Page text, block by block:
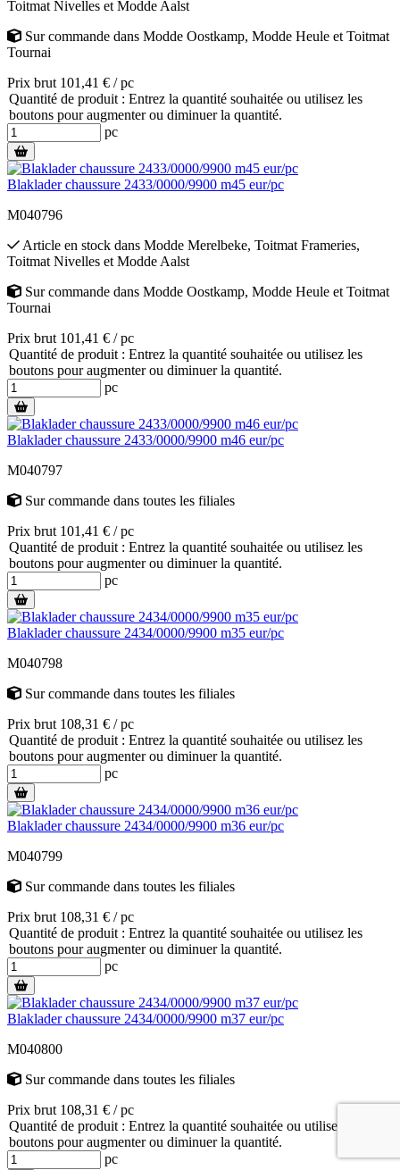
Toitmat Nivelles et Modde Aalst
Sur commande dans Modde Oostkamp, Modde Heule et Toitmat
Tournai
Prix brut 101,41 € / pc
Quantité de produit : Entrez la quantité souhaitée ou utilisez les
boutons pour augmenter ou diminuer la quantité.
pc
Blaklader chaussure 2433/0000/9900 m45 eur/pc
M040796
Article en stock dans Modde Merelbeke, Toitmat Frameries,
Toitmat Nivelles et Modde Aalst
Sur commande dans Modde Oostkamp, Modde Heule et Toitmat
Tournai
Prix brut 101,41 € / pc
Quantité de produit : Entrez la quantité souhaitée ou utilisez les
boutons pour augmenter ou diminuer la quantité.
pc
Blaklader chaussure 2433/0000/9900 m46 eur/pc
M040797
Sur commande dans toutes les filiales
Prix brut 101,41 € / pc
Quantité de produit : Entrez la quantité souhaitée ou utilisez les
boutons pour augmenter ou diminuer la quantité.
pc
Blaklader chaussure 2434/0000/9900 m35 eur/pc
M040798
Sur commande dans toutes les filiales
Prix brut 108,31 € / pc
Quantité de produit : Entrez la quantité souhaitée ou utilisez les
boutons pour augmenter ou diminuer la quantité.
pc
Blaklader chaussure 2434/0000/9900 m36 eur/pc
M040799
Sur commande dans toutes les filiales
Prix brut 108,31 € / pc
Quantité de produit : Entrez la quantité souhaitée ou utilisez les
boutons pour augmenter ou diminuer la quantité.
pc
Blaklader chaussure 2434/0000/9900 m37 eur/pc
M040800
Sur commande dans toutes les filiales
Prix brut 108,31 € / pc
Quantité de produit : Entrez la quantité souhaitée ou utilisez les
boutons pour augmenter ou diminuer la quantité.
pc